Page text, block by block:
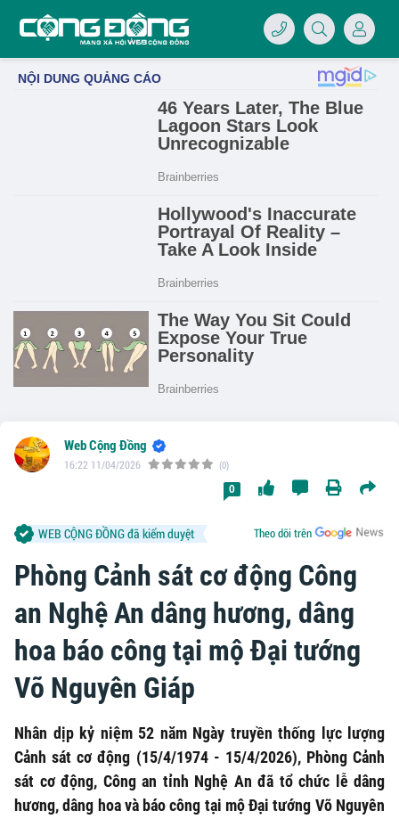
Phòng Cảnh sát cơ động Công
an Nghệ An dâng hương, dâng
hoa báo công tại mộ Đại tướng
Võ Nguyên Giáp
Nhân dịp kỷ niệm 52 năm Ngày truyền thống lực lượng
Cảnh sát cơ động (15/4/1974 - 15/4/2026), Phòng Cảnh
sát cơ động, Công an tỉnh Nghệ An đã tổ chức lễ dâng
hương, dâng hoa và báo công tại mộ Đại tướng Võ Nguyên
Web Cộng Đồng
16:22 11/04/2026 (0)
0
Theo dõi trên
WEB CỘNG ĐỒNG đã kiểm duyệt